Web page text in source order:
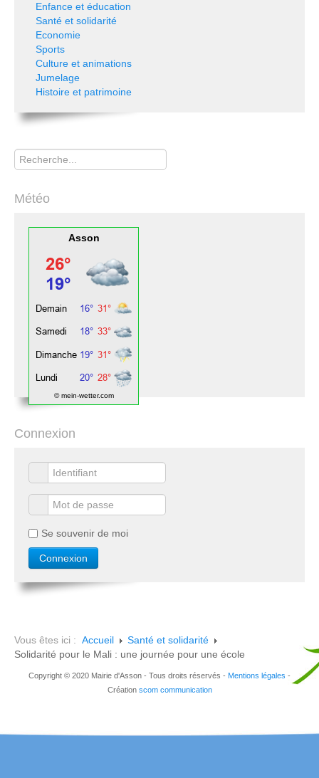
Enfance et éducation
Santé et solidarité
Economie
Sports
Culture et animations
Jumelage
Histoire et patrimoine
Rechercher
Météo
Asson
© mein-wetter.com
Connexion
Se souvenir de moi
Vous êtes ici : Accueil
Santé et solidarité
Solidarité pour le Mali : une journée pour une école
Copyright © 2020 Mairie d'Asson - Tous droits réservés - Mentions légales -
Création scom communication